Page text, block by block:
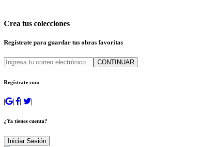
Crea tus colecciones
Regístrate para guardar tus obras favoritas
CONTINUAR
Regístrate con:
| | | |
¿Ya tienes cuenta?
Iniciar Sesión